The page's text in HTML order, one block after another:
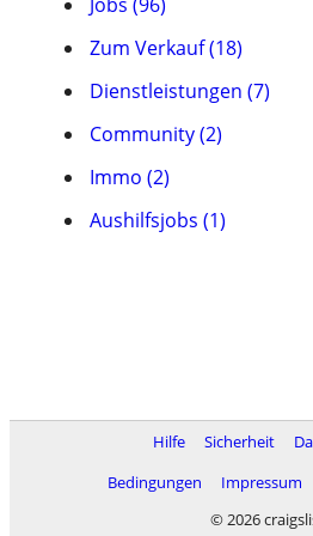
Zum Verkauf (18)
Dienstleistungen (7)
Community (2)
Immo (2)
Aushilfsjobs (1)
Hilfe Sicherheit
Bedingungen
Impressum
© 2026